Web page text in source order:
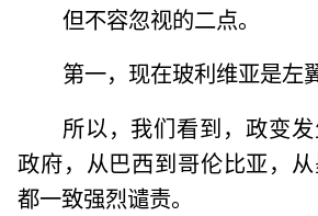
但不容忽视的二点。
第一，现在玻利维亚是左
所以，我们看到，政变
政府，从巴西到哥伦比亚，从
都一致强烈谴责。